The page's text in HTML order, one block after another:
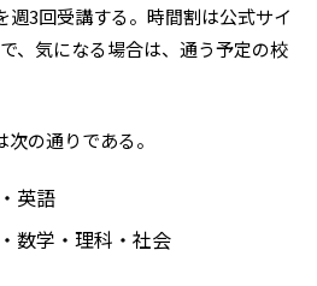
週3回受講する。時間割は公式サイ
、気になる場合は、通う予定の校
の通りである。
英語
数学・理科・社会